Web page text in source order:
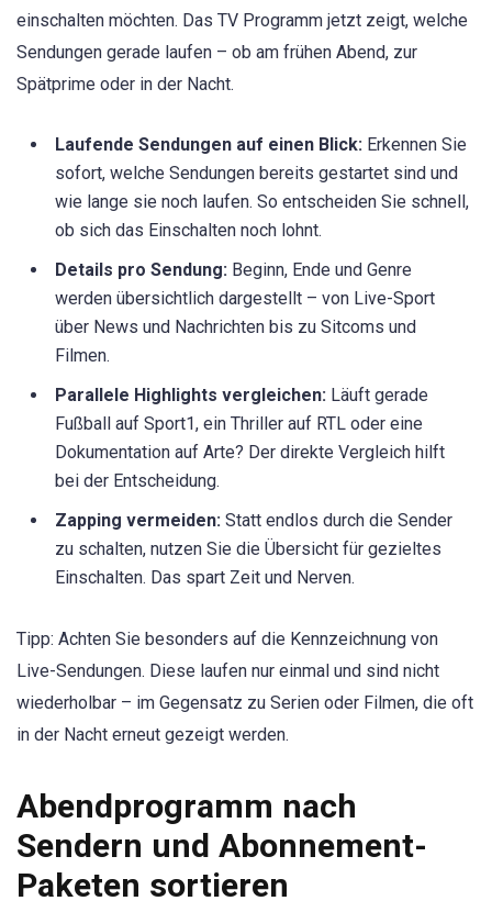
einschalten möchten. Das TV Programm jetzt zeigt, welche
Sendungen gerade laufen – ob am frühen Abend, zur
Spätprime oder in der Nacht.
Laufende Sendungen auf einen Blick: Erkennen Sie
sofort, welche Sendungen bereits gestartet sind und
wie lange sie noch laufen. So entscheiden Sie schnell,
ob sich das Einschalten noch lohnt.
Details pro Sendung: Beginn, Ende und Genre
werden übersichtlich dargestellt – von Live-Sport
über News und Nachrichten bis zu Sitcoms und
Filmen.
Parallele Highlights vergleichen: Läuft gerade
Fußball auf Sport1, ein Thriller auf RTL oder eine
Dokumentation auf Arte? Der direkte Vergleich hilft
bei der Entscheidung.
Zapping vermeiden: Statt endlos durch die Sender
zu schalten, nutzen Sie die Übersicht für gezieltes
Einschalten. Das spart Zeit und Nerven.
Tipp: Achten Sie besonders auf die Kennzeichnung von
Live-Sendungen. Diese laufen nur einmal und sind nicht
wiederholbar – im Gegensatz zu Serien oder Filmen, die oft
in der Nacht erneut gezeigt werden.
Abendprogramm nach
Sendern und Abonnement-
Paketen sortieren